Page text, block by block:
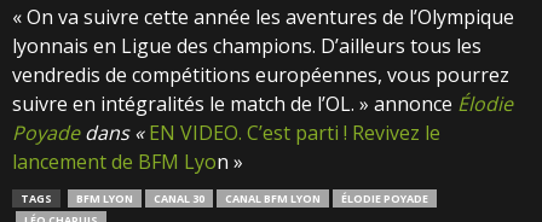
« On va suivre cette année les aventures de l’Olympique
lyonnais en Ligue des champions. D’ailleurs tous les
vendredis de compétitions européennes, vous pourrez
suivre en intégralités le match de l’OL. » annonce Élodie
Poyadedans «EN VIDEO. C’est parti ! Revivez le
lancement de BFM Lyon »
TAGS BFM LYON CANAL 30 CANAL BFM LYON
ÉLODIE POYADE